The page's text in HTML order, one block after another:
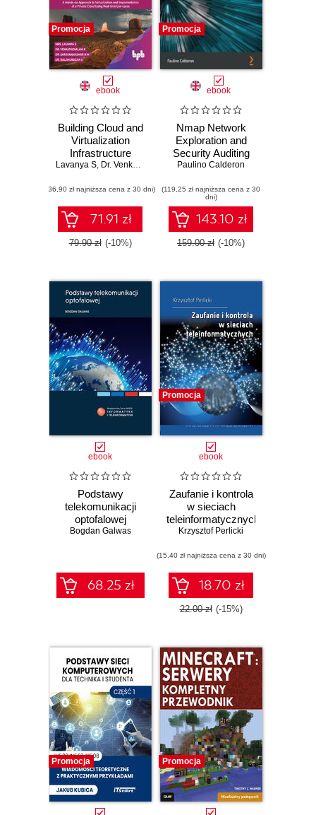
Promocja
ebook
Building Cloud and
Virtualization
Infrastructure
Lavanya S, Dr. Venkatachalam K ,Dr. Saravanakumar N M
(36,90 zł najniższa cena z 30 dni)
71.91 zł
79.90 zł (-10%)
Promocja
ebook
Nmap Network
Exploration and
Security Auditing
Cookbook, Third
discovery and
security scanning
at your fingertips -
Third Edition
Paulino Calderon
(119,25 zł najniższa cena z 30
dni)
143.10 zł
159.00 zł (-10%)
ebook
Podstawy
telekomunikacji
optofalowej
Bogdan Galwas
68.25 zł
Promocja
ebook
Zaufanie i kontrola
w sieciach
teleinformatycznych
Krzysztof Perlicki
(15,40 zł najniższa cena z 30 dni)
18.70 zł
22.00 zł (-15%)
Promocja Promocja